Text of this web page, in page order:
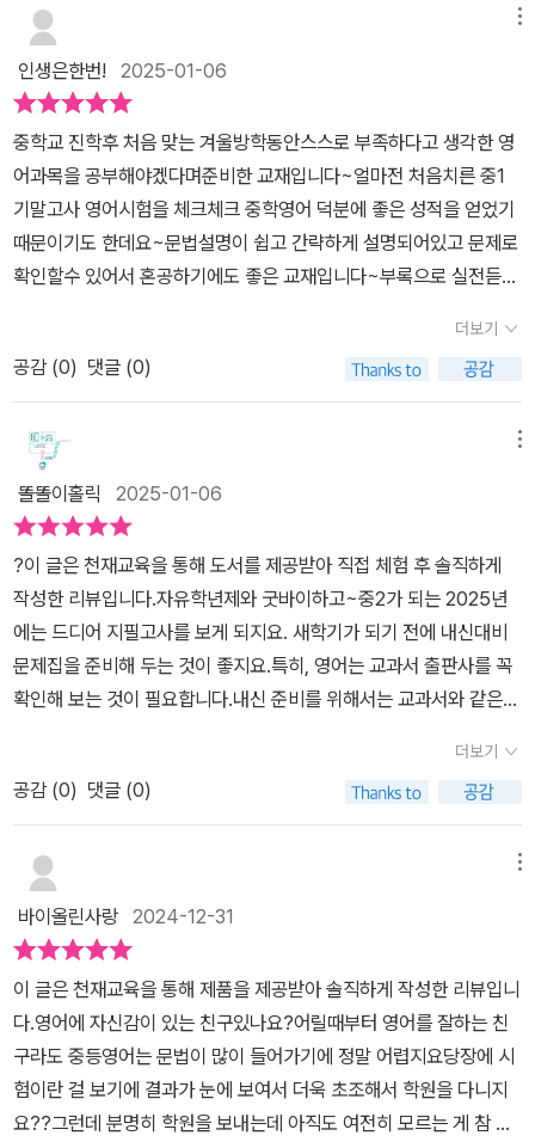
2월 중에 최대한 공부해서학기 중에 영어 걱정 없이 공부할 수 있었
으면 합니다.어휘 문법 쓰기 듣기 독해까지 체크체크 영어 한 권이면
다 해결되겠어요.
에 공부해야 할 곳이 있는데요.영문법을 배우려면 문장의 구조, 품사
의 종류와 역활을 미리 살펴보고 체크해 보는게 좋아요.예시와 함께
품사가 설명되어 있어서 보고 품사를 익히기는 어렵지 않았어요.문장
의 구성요소를 찾는 연습을 하면서 구조와 구에 대해서도 배울 수 있
는데요.구는 아이가 좀 어렵게 느낄 수 도 있지만, 설명을 보면서 따라
하면 쉽게 이해할 수 있어요.중2영어문제집 체크체크영어에서는 영
문법 공부하기전에 알아두어야할 부분을 공부하면서 기본 실력을 체
크해보는게 좋은데요.쉬운개념이지만 잘 이해하지 못하면서 영어가
어렵다고 생각 들 수 있어 이분분은 잘 체크해 주는게 좋아요.체크체
크 영어 2-A에서는 교과서 어휘와 교과서 문법을 공부해볼 수 있는데
요.내신에 자주 등장하는 영문법 개념도 콕콕 찝어서 공부할 수 있고,
수 있는데요.문장쓰기 연습을 하면서 영문법까지 체크해볼 수 있어
꼼꼼히 공부해보는게 좋아요.그리고, 직독직해 문제를 공부해 볼 수
있는데요.지문이 긴 문장을 독해 해볼 수 있고, 문제에 답을 하면서 배
운 내용을 체크해볼 수 있어요.체크체츠 영어 2-A 에서는 내신 실전
문제와 내신 대화문 실전 문제까지 제공하고 있어 내신공부하기에도
좋은데요.자주 틀리는 유형, 서술형유형등 주요 문제에는 표시되어
있어 중요부분만 공부해보기도 좋더라고요.교과서 공부도 할 수 있
고, 영어 개념공부도 할 수 있는 중2영어문제집 체크체크 영어 2-A로
인생은한번! 2025-01-06
중학교 진학후 처음 맞는 겨울방학동안스스로 부족하다고 생각한 영
어과목을 공부해야겠다며준비한 교재입니다~얼마전 처음치른 중1
기말고사 영어시험을 체크체크 중학영어 덕분에 좋은 성적을 얻었기
때문이기도 한데요~문법설명이 쉽고 간략하게 설명되어있고 문제로
확인할수 있어서 혼공하기에도 좋은 교재입니다~부록으로 실전듣기
더보기
공감 (0) 댓글 (0)
똘똘이홀릭 2025-01-06
?이 글은 천재교육을 통해 도서를 제공받아 직접 체험 후 솔직하게
작성한 리뷰입니다.자유학년제와 굿바이하고~중2가 되는 2025년
에는 드디어 지필고사를 보게 되지요. 새학기가 되기 전에 내신대비
문제집을 준비해 두는 것이 좋지요.특히, 영어는 교과서 출판사를 꼭
확인해 보는 것이 필요합니다.내신 준비를 위해서는 교과서와 같은
의 중2영어문제집 인 체크체크 중학영어 2-A 를 선택하여 개념부터
문제까지 내신 준비에 적합한 체크체크 교재로 준비하는 방법도 좋습
니다.꼭 천재교육 교과서가 아니더라도, 내신 시험은 외부 지문에서
문제를 출제하기도 하기 때문에, 내신 시험 대비에 좋은 문제집을 활
면 좋은데,체크체크 중학영어 2-A 는 이 과정을 잘 담아 놓은 교재입
니다.체크체크 중학영어 2-A 는 1학기에 해당하는 Lesson 1 ~ Les
son 6 까지의 내용을 담고 있습니다.본격적인 본문 공부에 들어가기
전, 중학 영어에서 중요한 기본 문법을 간략하지만 전체적으로 점검
할 수 있도록 구성해 놓았습니다.품사, 문장의 구성요소, 구, 절에 대
한 영상 강의를 보면서 다시 한번 점검할 수 있어서 좋아요.본문 지문
에 해당하는 교과서 어휘를괄호 안에 있는 단어로 찾기, 우리말과 일
더보기
공감 (0) 댓글 (0)
바이올린사랑 2024-12-31
이 글은 천재교육을 통해 제품을 제공받아 솔직하게 작성한 리뷰입니
다.영어에 자신감이 있는 친구있나요?어릴때부터 영어를 잘하는 친
구라도 중등영어는 문법이 많이 들어가기에 정말 어렵지요당장에 시
험이란 걸 보기에 결과가 눈에 보여서 더욱 초조해서 학원을 다니지
요??그런데 분명히 학원을 보내는데 아직도 여전히 모르는 게 참 많